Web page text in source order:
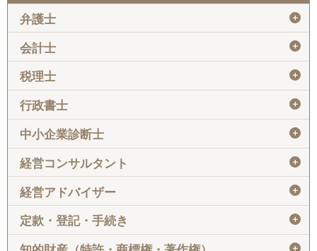
弁護士 ＋
会計士 ＋
税理士 ＋
行政書士 ＋
中小企業診断士 ＋
経営コンサルタント ＋
経営アドバイザー ＋
定款・登記・手続き ＋
＋